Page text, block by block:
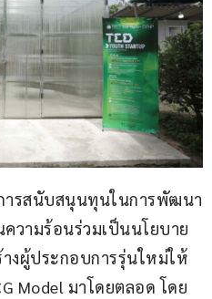
ารสนับสนุนทุนในการพัฒนา
วามร้อนร่วมเป็นนโยบาย
งผู้ประกอบการรุ่นใหม่ให้
Model มาโดยตลอด โดย